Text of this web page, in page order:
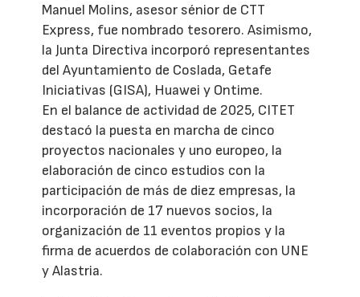
Manuel Molins, asesor sénior de CTT
Express, fue nombrado tesorero. Asimismo,
la Junta Directiva incorporó representantes
del Ayuntamiento de Coslada, Getafe
Iniciativas (GISA), Huawei y Ontime.
En el balance de actividad de 2025, CITET
destacó la puesta en marcha de cinco
proyectos nacionales y uno europeo, la
elaboración de cinco estudios con la
participación de más de diez empresas, la
incorporación de 17 nuevos socios, la
organización de 11 eventos propios y la
firma de acuerdos de colaboración con UNE
y Alastria.